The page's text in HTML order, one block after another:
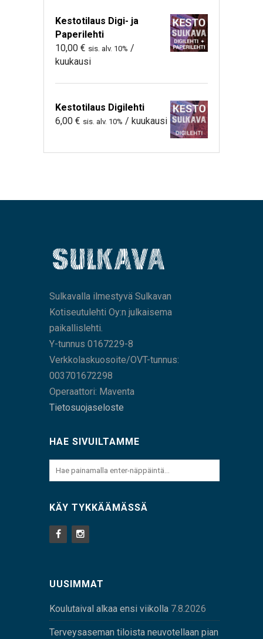
Kestotilaus Digi- ja
Paperilehti
10,00 € sis. alv. 10% /
kuukausi
Kestotilaus Digilehti
6,00 € sis. alv. 10% / kuukausi
Sulkavalla ilmestyvä Sulkavan
Kotiseutulehti Oy:n julkaisema
paikallislehti.
Y-tunnus 0167229-8
Verkkolaskuosoite/OVT-tunnus:
003701672298
Operaattori: Maventa
Tietosuojaseloste
HAE SIVUILTAMME
KÄY TYKKÄÄMÄSSÄ
UUSIMMAT
Koulutaival alkaa ensi viikolla 7.8.2026
Terveysaseman tiloista neuvotellaan pian